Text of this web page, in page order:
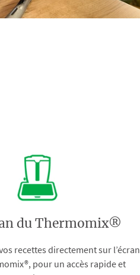
du Thermomix®
recettes directement sur l’écran
pour un accès rapide et